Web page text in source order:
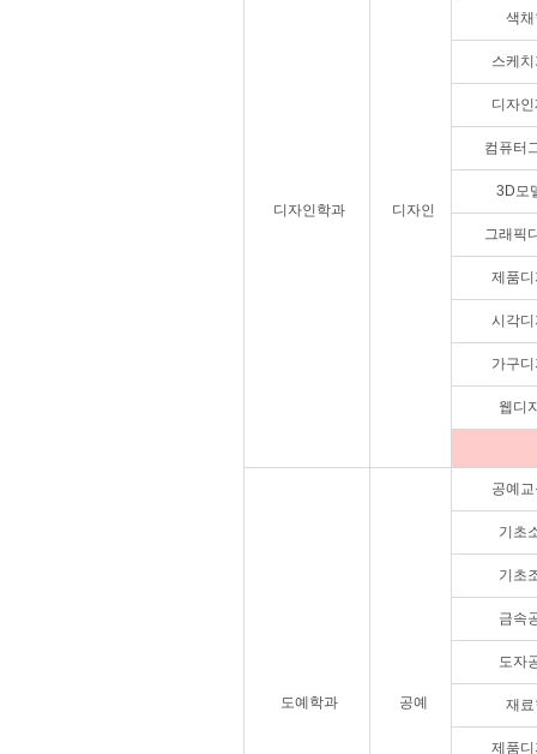
디자인학과 디자인
색
스케
디자
컴퓨터
3D모
그래픽
제품
시각
가구
웹디
도예학과 공예
공예
기초
기초
금속
도자
재
제품